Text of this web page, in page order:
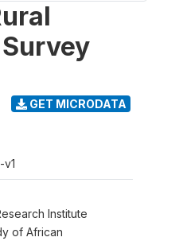
GET MICRODATA
Institute
of African